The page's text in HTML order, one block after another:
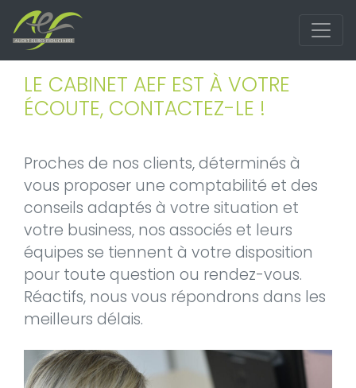
LE CABINET AEF EST À VOTRE
ÉCOUTE, CONTACTEZ-LE !
Proches de nos clients, déterminés à
vous proposer une comptabilité et des
conseils adaptés à votre situation et
votre business, nos associés et leurs
équipes se tiennent à votre disposition
pour toute question ou rendez-vous.
Réactifs, nous vous répondrons dans les
meilleurs délais.